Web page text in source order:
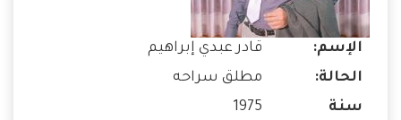
الإسم:
قادر عبدي إبراهيم
الحالة:
مطلق سراحه
سنة
1975